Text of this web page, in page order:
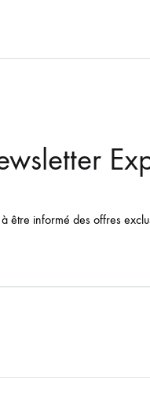
être informé des offres